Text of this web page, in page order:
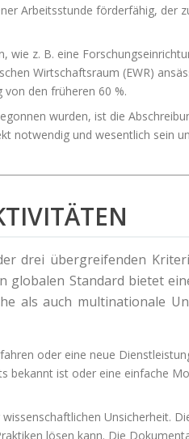
Arbeitsstunde förderfähig, der
wie z. B. eine
Wirtschaftsraum (EWR)
den früheren 60 %.
wurden, ist die
notwendig und wesentlich sein
drei übergreifenden
globalen Standard bietet
als auch multinationale
oder eine neue
bekannt ist oder eine einfache
Unsicherheit.
lösen kann. Die